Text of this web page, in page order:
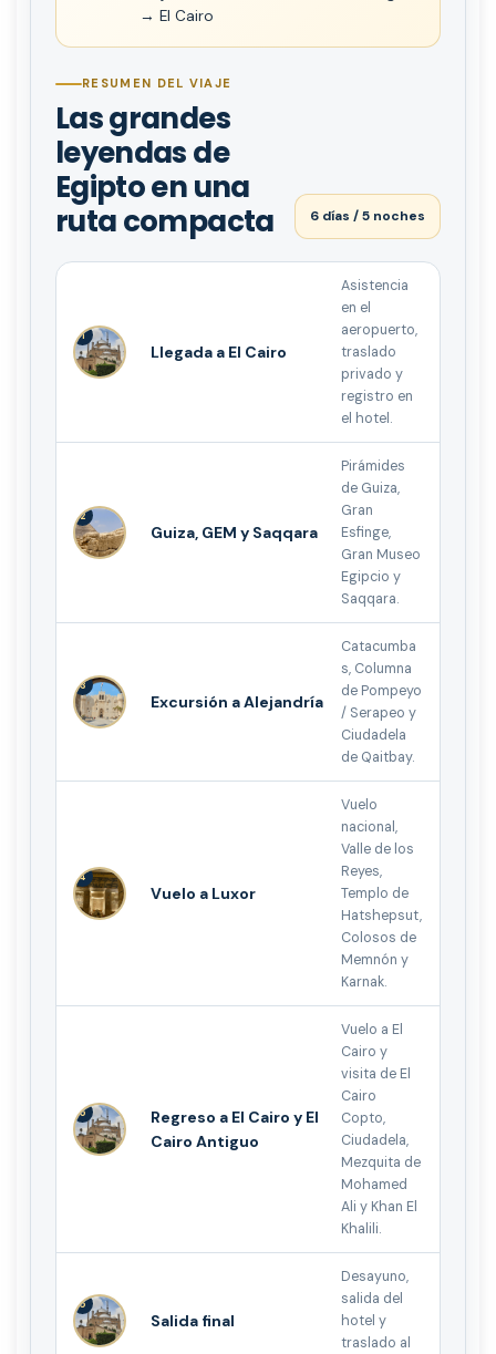
→ El Cairo
RESUMEN DEL VIAJE
Las grandes
leyendas de
Egipto en una
ruta compacta
6 días / 5 noches
1
Llegada a El Cairo
Asistencia
en el
aeropuerto,
traslado
privado y
registro en
el hotel.
2
Guiza, GEM y Saqqara
Pirámides
de Guiza,
Gran
Esfinge,
Gran Museo
Egipcio y
Saqqara.
3
Excursión a Alejandría
Catacumba
s, Columna
de Pompeyo
/ Serapeo y
Ciudadela
de Qaitbay.
4
Vuelo a Luxor
Vuelo
nacional,
Valle de los
Reyes,
Templo de
Hatshepsut,
Colosos de
Memnón y
Karnak.
5
Regreso a El Cairo y El
Cairo Antiguo
Vuelo a El
Cairo y
visita de El
Cairo
Copto,
Ciudadela,
Mezquita de
Mohamed
Ali y Khan El
Khalili.
6
Salida final
Desayuno,
salida del
hotel y
traslado al